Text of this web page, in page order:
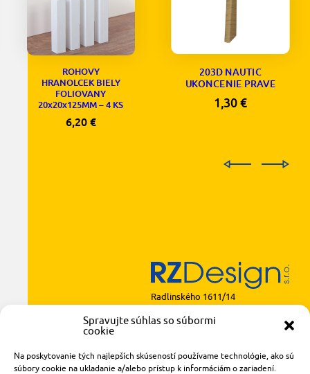
Spravujte súhlas so súbormi
cookie
Na poskytovanie tých najlepších skúseností používame technológie, ako sú
súbory cookie na ukladanie a/alebo prístup k informáciám o zariadení.
ROHOVY
HRANOLCEK BIELY
FOLIOVANY
20x20x125MM – 4 KS
6,20 €
203D NAUTIC
UKONCENIE PRAVE
1,30€
Radlinského 1611/14
made with
bytomashalo.com